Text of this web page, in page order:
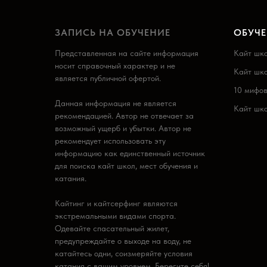
ЗАПИСЬ НА ОБУЧЕНИЕ
Представленная на сайте информация
носит справочный характер и не
является публичной офертой.
Данная информация не является
рекомендацией. Автор не отвечает за
возможный ущерб и убытки. Автор не
рекомендует использовать эту
информацию как единственный источник
для поиска кайт школ, мест обучения и
катания.
Кайтинг и кайтсерфинг являются
экстремальными видами спорта.
Одевайте спасательный жилет,
предупреждайте о выходе на воду, не
катайтесь одни, соизмеряйте условия
Кайт
Кайт
10
Кайт